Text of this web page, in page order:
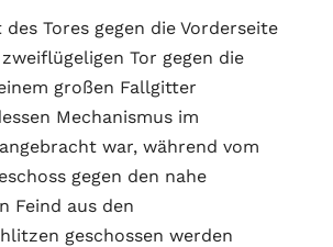
Tores gegen die Vorderseite
Tor gegen die
großen Fallgitter
Mechanismus im
war, während vom
gegen den nahe
Feind aus den
geschossen werden